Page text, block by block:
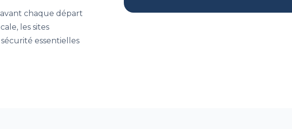
chaque départ
les sites
essentielles